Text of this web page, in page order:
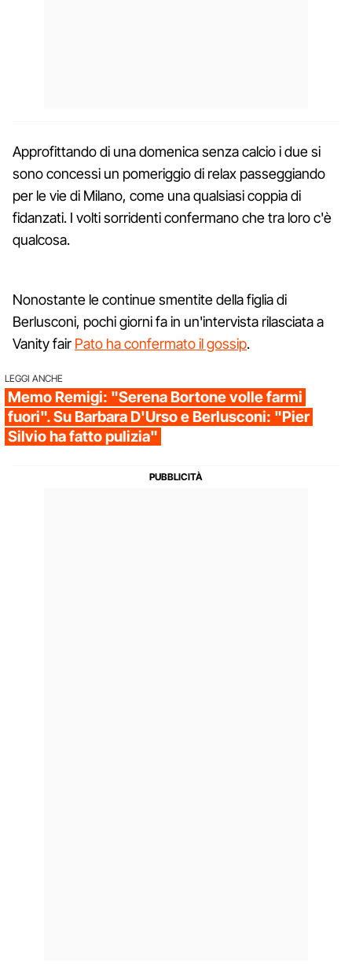
Approfittando di una domenica senza calcio i due si
sono concessi un pomeriggio di relax passeggiando
per le vie di Milano, come una qualsiasi coppia di
fidanzati. I volti sorridenti confermano che tra loro c'è
qualcosa.
Nonostante le continue smentite della figlia di
Berlusconi, pochi giorni fa in un'intervista rilasciata a
Vanity fair Pato ha confermato il gossip.
LEGGI ANCHE
Memo Remigi: "Serena Bortone volle farmi
fuori". Su Barbara D'Urso e Berlusconi: "Pier
Silvio ha fatto pulizia"